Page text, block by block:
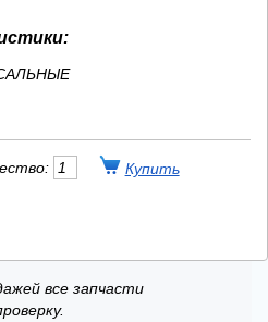
все запчасти